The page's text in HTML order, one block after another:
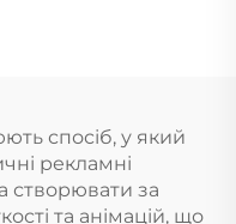
спосіб, у який
рекламні
створювати за
та анімацій, що